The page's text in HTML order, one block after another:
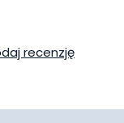
recenzję